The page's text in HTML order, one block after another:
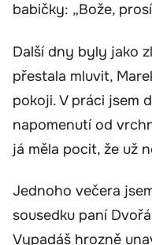
babičky: „Bože,
Další dny byly jako
přestala mluvit,
pokoji. V práci jsem
napomenutí od
já měla pocit, že už
Jednoho večera
sousedku paní
Vypadáš hrozně